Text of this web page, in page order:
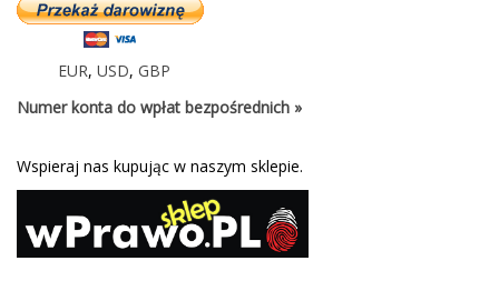
EUR, USD, GBP
Numer konta do wpłat bezpośrednich »
Wspieraj nas kupując w naszym sklepie.